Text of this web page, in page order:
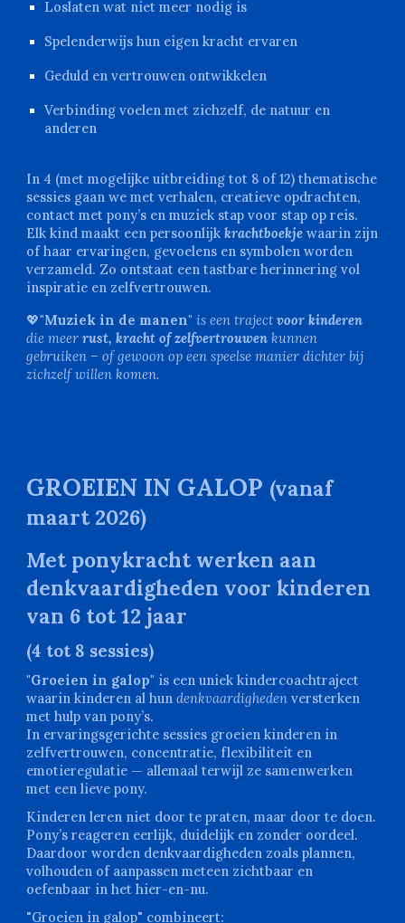
Loslaten wat niet meer nodig is
Spelenderwijs hun eigen kracht ervaren
Geduld en vertrouwen ontwikkelen
Verbinding voelen met zichzelf, de natuur en
anderen
In 4 (met mogelijke uitbreiding tot 8 of 12) thematische
sessies gaan we met verhalen, creatieve opdrachten,
contact met pony’s en muziek stap voor stap op reis.
Elk kind maakt een persoonlijkkrachtboekje waarin zijn
of haar ervaringen, gevoelens en symbolen worden
verzameld. Zo ontstaat een tastbare herinnering vol
inspiratie en zelfvertrouwen.
💖"Muziek in de manen" is een trajectvoor kinderen
die meerrust, kracht of zelfvertrouwen kunnen
gebruiken – of gewoon op een speelse manier dichter bij
zichzelf willen komen.
GROEIEN IN GALOP (vanaf
maart 2026)
Met ponykracht werken aan
denkvaardigheden voor kinderen
van 6 tot 12 jaar
(4 tot 8 sessies)
"Groeien in galop" is een uniek kindercoachtraject
waarin kinderen al hundenkvaardigheden versterken
met hulp van pony’s.
In ervaringsgerichte sessies groeien kinderen in
zelfvertrouwen, concentratie, flexibiliteit en
emotieregulatie — allemaal terwijl ze samenwerken
met een lieve pony.
Kinderen leren niet door te praten, maar door te doen.
Pony’s reageren eerlijk, duidelijk en zonder oordeel.
Daardoor worden denkvaardigheden zoals plannen,
volhouden of aanpassen meteen zichtbaar en
oefenbaar in het hier-en-nu.
"Groeien in galop" combineert: